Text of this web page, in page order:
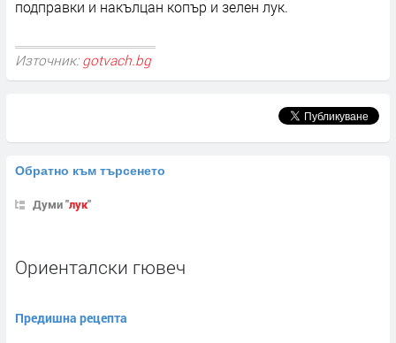
подправки и накълцан копър и зелен лук.
Източник: gotvach.bg
Обратно към търсенето
Думи "лук"
Ориенталски гювеч
Предишна рецепта